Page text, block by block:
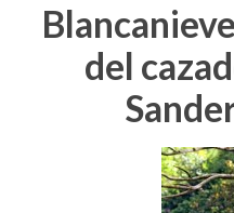
del